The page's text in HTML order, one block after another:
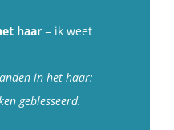
haar = ik weet
in het haar:
geblesseerd.